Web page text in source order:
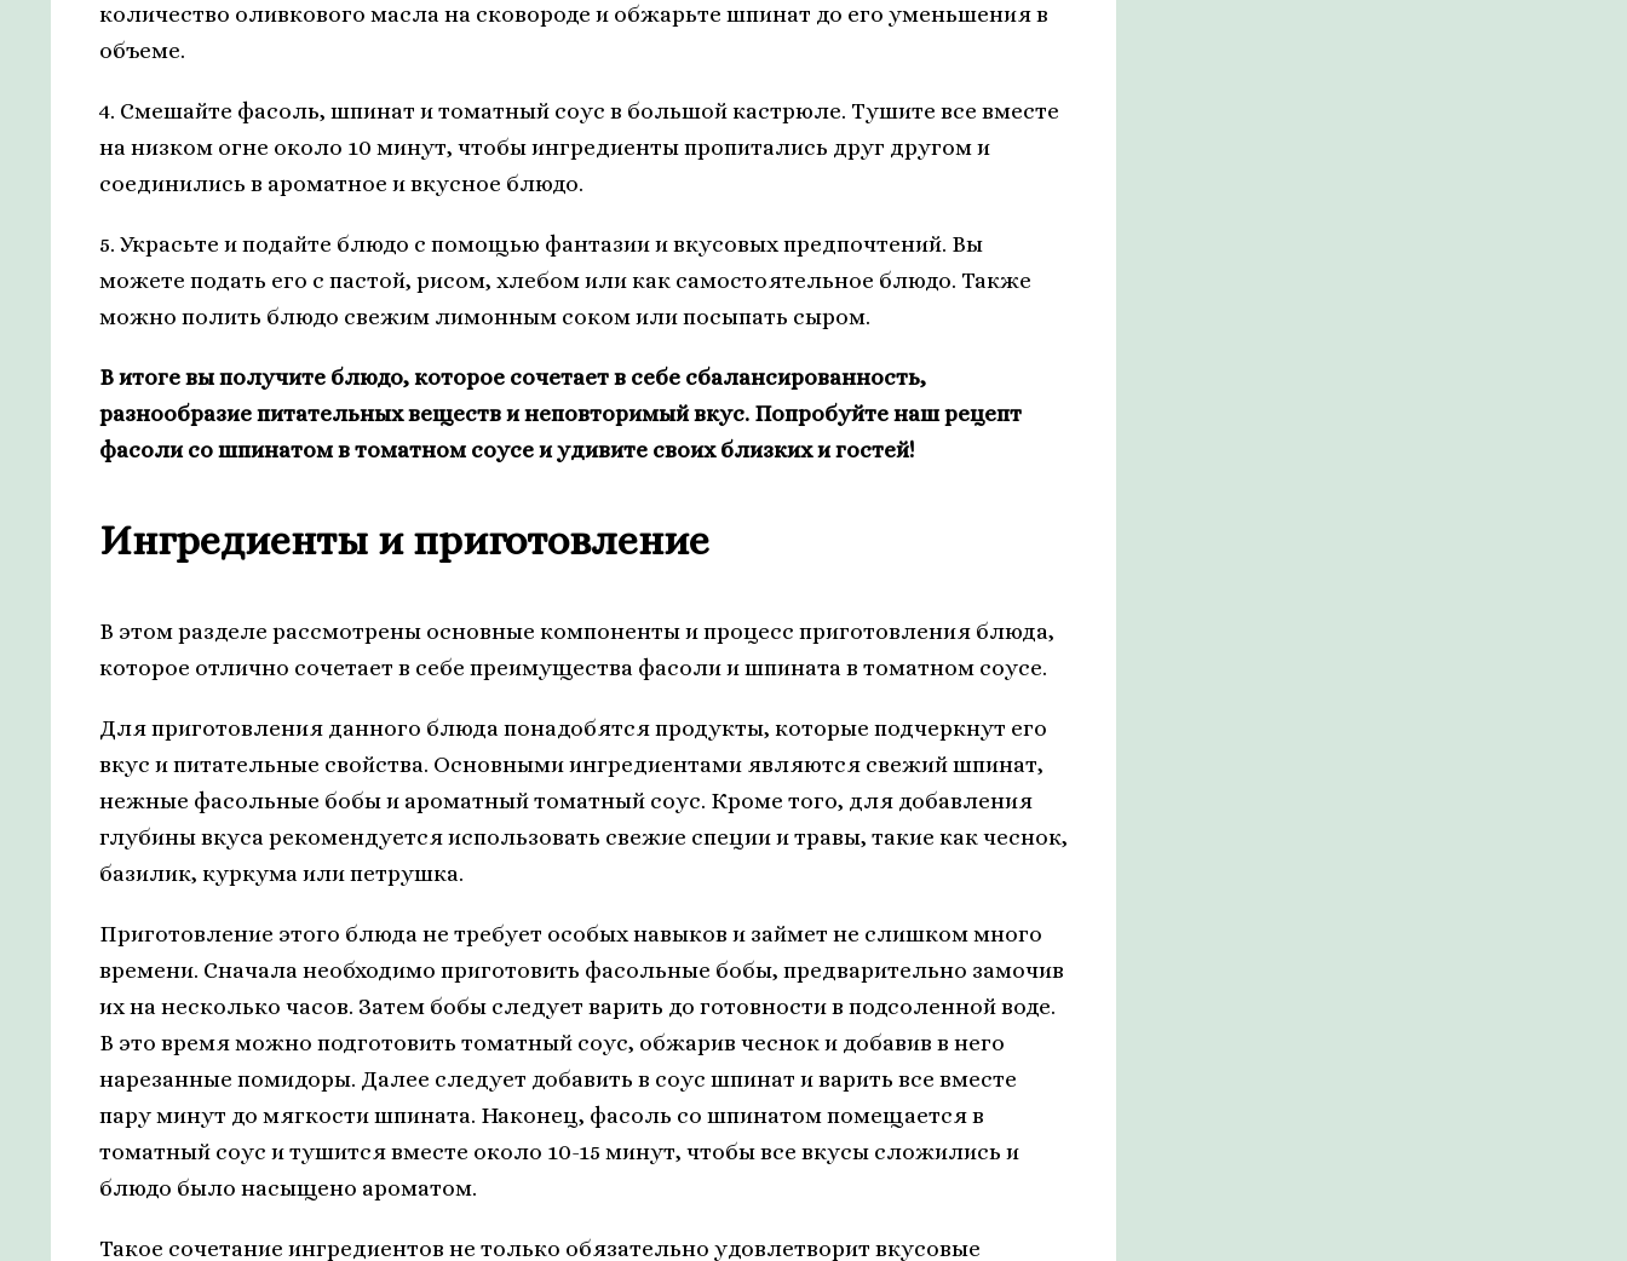
количество оливкового масла на сковороде и обжарьте шпинат до его уменьшения в
объеме.
4. Смешайте фасоль, шпинат и томатный соус в большой кастрюле. Тушите все вместе
на низком огне около 10 минут, чтобы ингредиенты пропитались друг другом и
соединились в ароматное и вкусное блюдо.
5. Украсьте и подайте блюдо с помощью фантазии и вкусовых предпочтений. Вы
можете подать его с пастой, рисом, хлебом или как самостоятельное блюдо. Также
можно полить блюдо свежим лимонным соком или посыпать сыром.
В итоге вы получите блюдо, которое сочетает в себе сбалансированность,
разнообразие питательных веществ и неповторимый вкус. Попробуйте наш рецепт
фасоли со шпинатом в томатном соусе и удивите своих близких и гостей!
Ингредиенты и приготовление
В этом разделе рассмотрены основные компоненты и процесс приготовления блюда,
которое отлично сочетает в себе преимущества фасоли и шпината в томатном соусе.
Для приготовления данного блюда понадобятся продукты, которые подчеркнут его
вкус и питательные свойства. Основными ингредиентами являются свежий шпинат,
нежные фасольные бобы и ароматный томатный соус. Кроме того, для добавления
глубины вкуса рекомендуется использовать свежие специи и травы, такие как чеснок,
базилик, куркума или петрушка.
Приготовление этого блюда не требует особых навыков и займет не слишком много
времени. Сначала необходимо приготовить фасольные бобы, предварительно замочив
их на несколько часов. Затем бобы следует варить до готовности в подсоленной воде.
В это время можно подготовить томатный соус, обжарив чеснок и добавив в него
нарезанные помидоры. Далее следует добавить в соус шпинат и варить все вместе
пару минут до мягкости шпината. Наконец, фасоль со шпинатом помещается в
томатный соус и тушится вместе около 10-15 минут, чтобы все вкусы сложились и
блюдо было насыщено ароматом.
Такое сочетание ингредиентов не только обязательно удовлетворит вкусовые